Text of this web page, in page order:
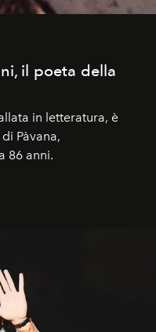
il poeta della
in letteratura, è
Pàvana,
86 anni.